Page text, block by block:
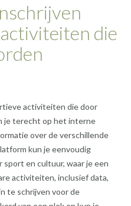
die
activiteiten die door
je terecht op het interne
over de verschillende
kun je eenvoudig
en cultuur, waar je een
activiteiten, inclusief data,
te schrijven voor de